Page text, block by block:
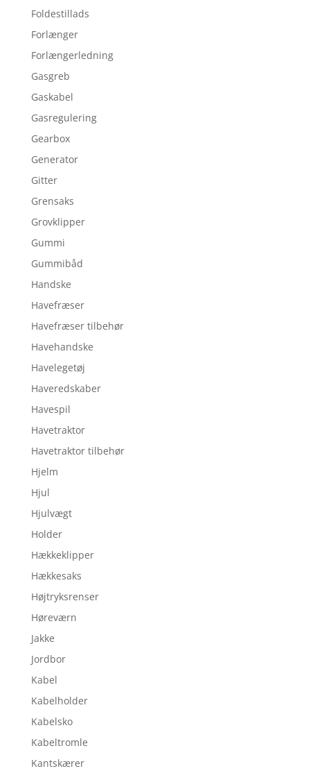
Foldestillads
Forlænger
Forlængerledning
Gasgreb
Gaskabel
Gasregulering
Gearbox
Generator
Gitter
Grensaks
Grovklipper
Gummi
Gummibåd
Handske
Havefræser
Havefræser tilbehør
Havehandske
Havelegetøj
Haveredskaber
Havespil
Havetraktor
Havetraktor tilbehør
Hjelm
Hjul
Hjulvægt
Holder
Hækkeklipper
Hækkesaks
Højtryksrenser
Høreværn
Jakke
Jordbor
Kabel
Kabelholder
Kabelsko
Kabeltromle
Kantskærer